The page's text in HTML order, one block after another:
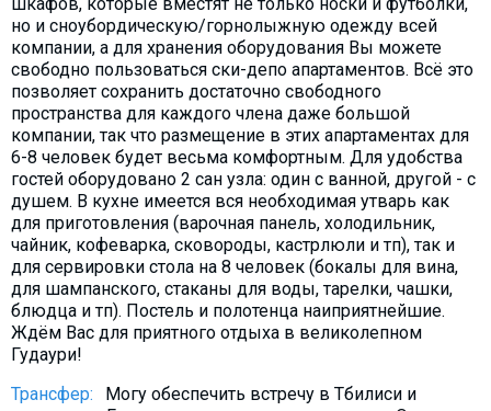
шкафов, которые вместят не только носки и футболки,
но и сноубордическую/горнолыжную одежду всей
компании, а для хранения оборудования Вы можете
свободно пользоваться ски-депо апартаментов. Всё это
позволяет сохранить достаточно свободного
пространства для каждого члена даже большой
компании, так что размещение в этих апартаментах для
6-8 человек будет весьма комфортным. Для удобства
гостей оборудовано 2 сан узла: один с ванной, другой - с
душем. В кухне имеется вся необходимая утварь как
для приготовления (варочная панель, холодильник,
чайник, кофеварка, сковороды, кастрлюли и тп), так и
для сервировки стола на 8 человек (бокалы для вина,
для шампанского, стаканы для воды, тарелки, чашки,
блюдца и тп). Постель и полотенца наиприятнейшие.
Ждём Вас для приятного отдыха в великолепном
Гудаури!
Трансфер:
Могу обеспечить встречу в Тбилиси и
Travel reports
Safety